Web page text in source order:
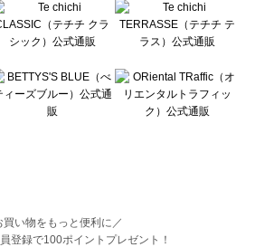
買い物をもっと便利に／
登録で100ポイントプレゼント！